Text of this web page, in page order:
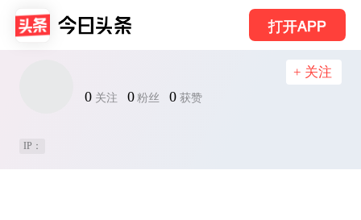
打开APP
0 关注 0 粉丝 0 获赞
+ 关注
IP：